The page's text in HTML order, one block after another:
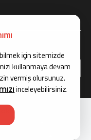
için sitemizde
kullanmaya devam
vermiş olursunuz.
inceleyebilirsiniz.